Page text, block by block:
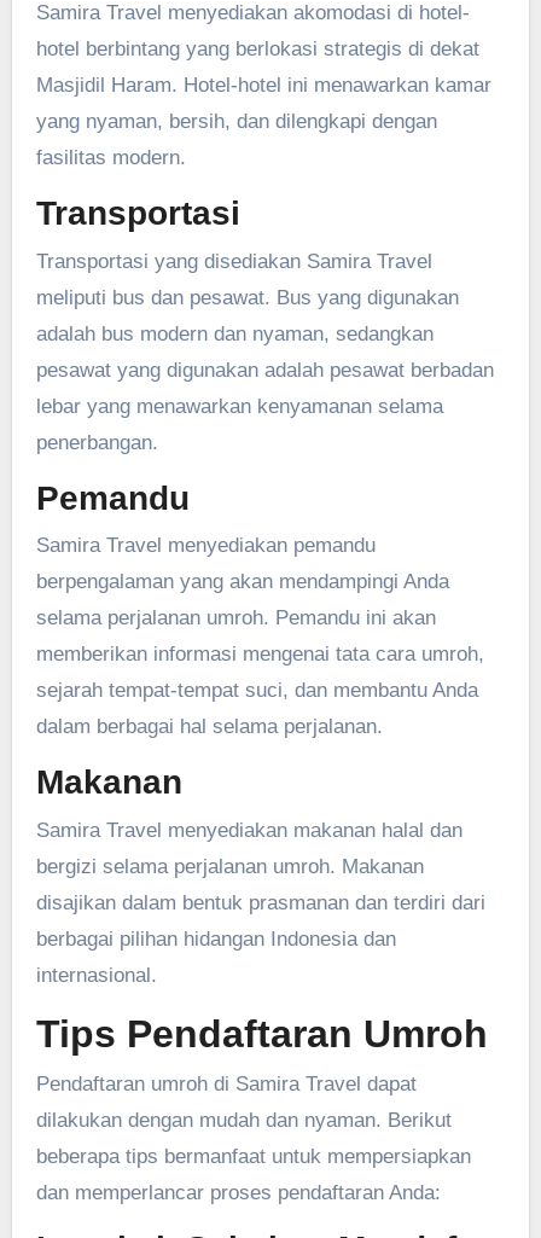
Samira Travel menyediakan akomodasi di hotel-
hotel berbintang yang berlokasi strategis di dekat
Masjidil Haram. Hotel-hotel ini menawarkan kamar
yang nyaman, bersih, dan dilengkapi dengan
fasilitas modern.
Transportasi
Transportasi yang disediakan Samira Travel
meliputi bus dan pesawat. Bus yang digunakan
adalah bus modern dan nyaman, sedangkan
pesawat yang digunakan adalah pesawat berbadan
lebar yang menawarkan kenyamanan selama
penerbangan.
Pemandu
Samira Travel menyediakan pemandu
berpengalaman yang akan mendampingi Anda
selama perjalanan umroh. Pemandu ini akan
memberikan informasi mengenai tata cara umroh,
sejarah tempat-tempat suci, dan membantu Anda
dalam berbagai hal selama perjalanan.
Makanan
Samira Travel menyediakan makanan halal dan
bergizi selama perjalanan umroh. Makanan
disajikan dalam bentuk prasmanan dan terdiri dari
berbagai pilihan hidangan Indonesia dan
internasional.
Tips Pendaftaran Umroh
Pendaftaran umroh di Samira Travel dapat
dilakukan dengan mudah dan nyaman. Berikut
beberapa tips bermanfaat untuk mempersiapkan
dan memperlancar proses pendaftaran Anda: